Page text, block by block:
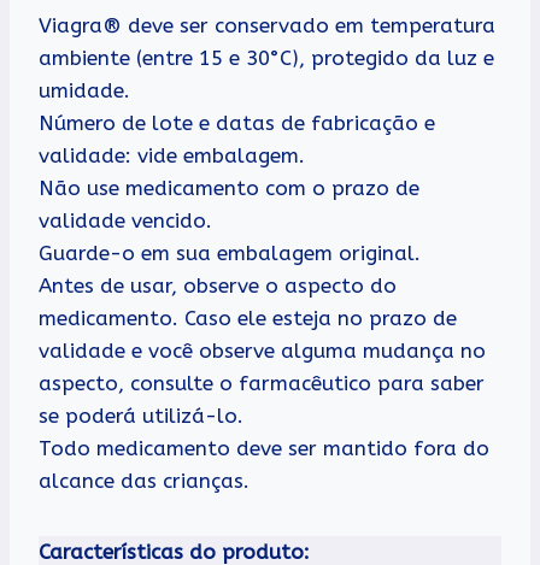
Viagra® deve ser conservado em temperatura
ambiente (entre 15 e 30°C), protegido da luz e
umidade.
Número de lote e datas de fabricação e
validade: vide embalagem.
Não use medicamento com o prazo de
validade vencido.
Guarde-o em sua embalagem original.
Antes de usar, observe o aspecto do
medicamento. Caso ele esteja no prazo de
validade e você observe alguma mudança no
aspecto, consulte o farmacêutico para saber
se poderá utilizá-lo.
Todo medicamento deve ser mantido fora do
alcance das crianças.
Características do produto: